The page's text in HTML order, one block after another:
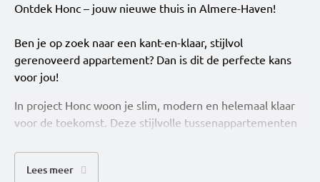
Ontdek Honc – jouw nieuwe thuis in Almere-Haven!
Ben je op zoek naar een kant-en-klaar, stijlvol
gerenoveerd appartement? Dan is dit de perfecte kans
voor jou!
In project Honc woon je slim, modern en helemaal klaar
voor de toekomst. Deze stijlvolle tussenappartementen
professionals en iedereen die houdt van comfortabel
wonen zonder gedoe. Alles is al voor je geregeld: van
Lees meer